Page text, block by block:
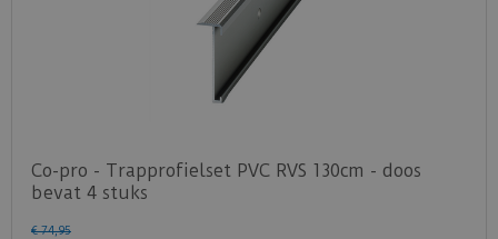
Co-pro - Trapprofielset PVC RVS 130cm - doos
bevat 4 stuks
€ 74,95